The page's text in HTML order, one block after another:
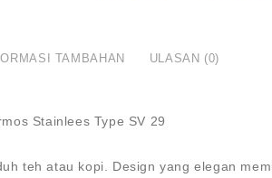
TAMBAHAN ULASAN (0)
Stainlees Type SV 29
teh atau kopi. Design yang elegan